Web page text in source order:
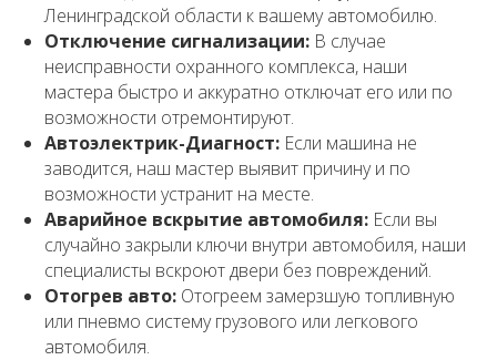
Ленинградской области к вашему автомобилю.
Отключение сигнализации: В случае
неисправности охранного комплекса, наши
мастера быстро и аккуратно отключат его или по
возможности отремонтируют.
Автоэлектрик-Диагност: Если машина не
заводится, наш мастер выявит причину и по
возможности устранит на месте.
Аварийное вскрытие автомобиля: Если вы
случайно закрыли ключи внутри автомобиля, наши
специалисты вскроют двери без повреждений.
Отогрев авто: Отогреем замерзшую топливную
или пневмо систему грузового или легкового
автомобиля.